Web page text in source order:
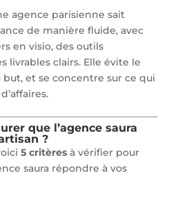
agence parisienne sait
de manière fluide, avec
en visio, des outils
livrables clairs. Elle évite le
but, et se concentre sur ce qui
que l’agence saura
?
5 critèresà vérifier pour
saura répondre à vos